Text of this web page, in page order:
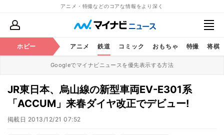
アニメ・特撮などのコアな情報をより深く
ホビー アニメ 鉄道 コミック おもちゃ 特撮 将棋
Googleでマイナビニュースを優先表示する方法
JR東日本、烏山線の新型車両EV-E301系
「ACCUM」来春ダイヤ改正でデビュー!
掲載日 2013/12/21 07:52